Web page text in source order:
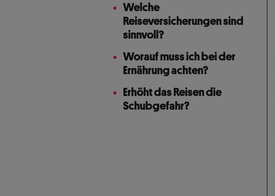
Welche
Reiseversicherungen sind
sinnvoll?
Worauf muss ich bei der
Ernährung achten?
Erhöht das Reisen die
Schubgefahr?